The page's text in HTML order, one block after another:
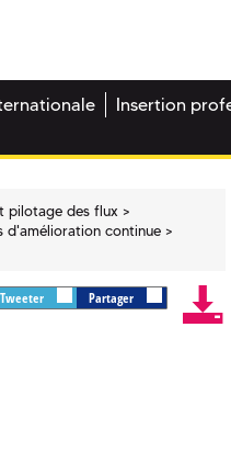
Insertion
pilotage des flux
d'amélioration continue
Tweeter Partager